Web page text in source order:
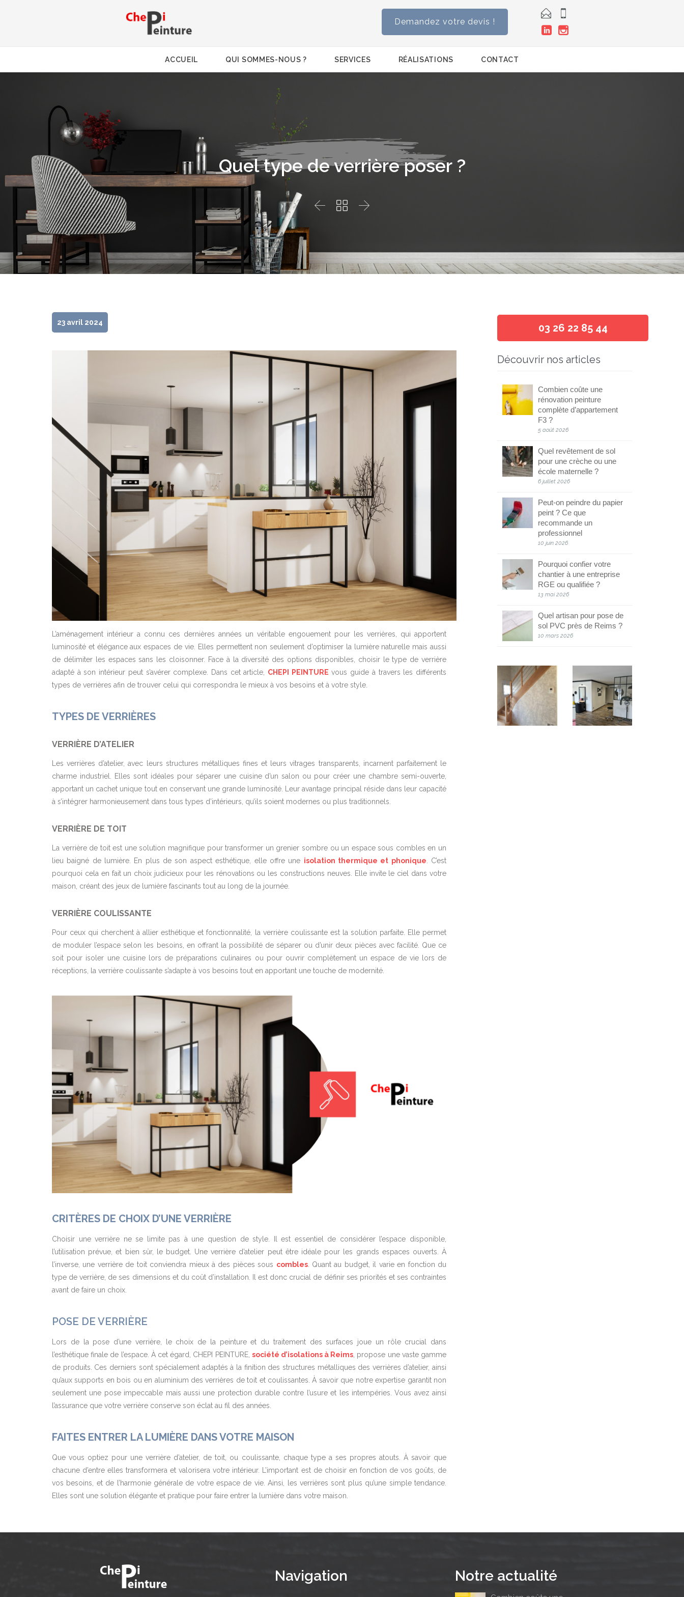
Demandez votre devis !
 
 
to
content
ACCUEIL QUI SOMMES-NOUS ? SERVICES RÉALISATIONS CONTACT
Quel type de verrière poser ?
  
23 avril 2024
L’aménagement intérieur a connu ces dernières années un véritable engouement pour les verrières, qui apportent
luminosité et élégance aux espaces de vie. Elles permettent non seulement d’optimiser la lumière naturelle mais aussi
de délimiter les espaces sans les cloisonner. Face à la diversité des options disponibles, choisir le type de verrière
adapté à son intérieur peut s’avérer complexe. Dans cet article, CHEPI PEINTURE vous guide à travers les différents
types de verrières afin de trouver celui qui correspondra le mieux à vos besoins et à votre style.
TYPES DE VERRIÈRES
VERRIÈRE D’ATELIER
Les verrières d’atelier, avec leurs structures métalliques fines et leurs vitrages transparents, incarnent parfaitement le
charme industriel. Elles sont idéales pour séparer une cuisine d’un salon ou pour créer une chambre semi-ouverte,
apportant un cachet unique tout en conservant une grande luminosité. Leur avantage principal réside dans leur capacité
à s’intégrer harmonieusement dans tous types d’intérieurs, qu’ils soient modernes ou plus traditionnels.
VERRIÈRE DE TOIT
La verrière de toit est une solution magnifique pour transformer un grenier sombre ou un espace sous combles en un
lieu baigné de lumière. En plus de son aspect esthétique, elle offre une isolation thermique et phonique . C’est
pourquoi cela en fait un choix judicieux pour les rénovations ou les constructions neuves. Elle invite le ciel dans votre
maison, créant des jeux de lumière fascinants tout au long de la journée.
VERRIÈRE COULISSANTE
Pour ceux qui cherchent à allier esthétique et fonctionnalité, la verrière coulissante est la solution parfaite. Elle permet
de moduler l’espace selon les besoins, en offrant la possibilité de séparer ou d’unir deux pièces avec facilité. Que ce
soit pour isoler une cuisine lors de préparations culinaires ou pour ouvrir complètement un espace de vie lors de
réceptions, la verrière coulissante s’adapte à vos besoins tout en apportant une touche de modernité.
CRITÈRES DE CHOIX D’UNE VERRIÈRE
Choisir une verrière ne se limite pas à une question de style. Il est essentiel de considérer l’espace disponible,
l’utilisation prévue, et bien sûr, le budget. Une verrière d’atelier peut être idéale pour les grands espaces ouverts. À
l’inverse, une verrière de toit conviendra mieux à des pièces sous combles. Quant au budget, il varie en fonction du
type de verrière, de ses dimensions et du coût d’installation. Il est donc crucial de définir ses priorités et ses contraintes
avant de faire un choix.
POSE DE VERRIÈRE
Lors de la pose d’une verrière, le choix de la peinture et du traitement des surfaces joue un rôle crucial dans
l’esthétique finale de l’espace. À cet égard, CHEPI PEINTURE, société d’isolations à Reims , propose une vaste gamme
de produits. Ces derniers sont spécialement adaptés à la finition des structures métalliques des verrières d’atelier, ainsi
qu’aux supports en bois ou en aluminium des verrières de toit et coulissantes. À savoir que notre expertise garantit non
seulement une pose impeccable mais aussi une protection durable contre l’usure et les intempéries. Vous avez ainsi
l’assurance que votre verrière conserve son éclat au fil des années.
FAITES ENTRER LA LUMIÈRE DANS VOTRE MAISON
Que vous optiez pour une verrière d’atelier, de toit, ou coulissante, chaque type a ses propres atouts. À savoir que
chacune d’entre elles transformera et valorisera votre intérieur. L’important est de choisir en fonction de vos goûts, de
vos besoins, et de l’harmonie générale de votre espace de vie. Ainsi, les verrières sont plus qu’une simple tendance.
Elles sont une solution élégante et pratique pour faire entrer la lumière dans votre maison.
03 26 22 85 44
Découvrir nos articles
Combien coûte une
rénovation peinture
complète d’appartement
F3 ?
5 août 2026
Quel revêtement de sol
pour une crèche ou une
école maternelle ?
6 juillet 2026
Peut-on peindre du papier
peint ? Ce que
recommande un
professionnel
10 juin 2026
Pourquoi confier votre
chantier à une entreprise
RGE ou qualifiée ?
13 mai 2026
Quel artisan pour pose de
sol PVC près de Reims ?
10 mars 2026
Navigation Notre actualité